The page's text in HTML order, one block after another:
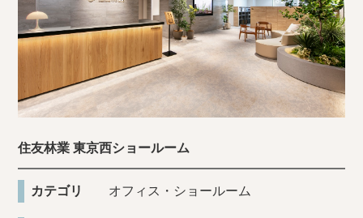
住友林業 東京西ショールーム
カテゴリ オフィス・ショールーム